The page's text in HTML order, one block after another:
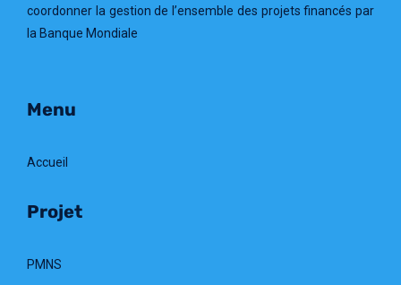
coordonner la gestion de l’ensemble des projets financés par
la Banque Mondiale
Menu
Accueil
Projet
PMNS